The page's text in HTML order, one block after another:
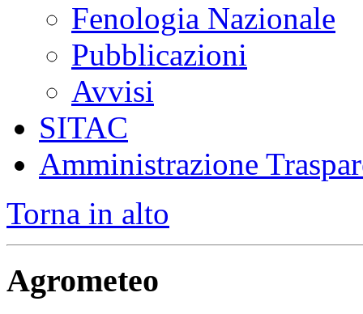
Fenologia Nazionale
Pubblicazioni
Avvisi
SITAC
Amministrazione
Torna in alto
Agrometeo